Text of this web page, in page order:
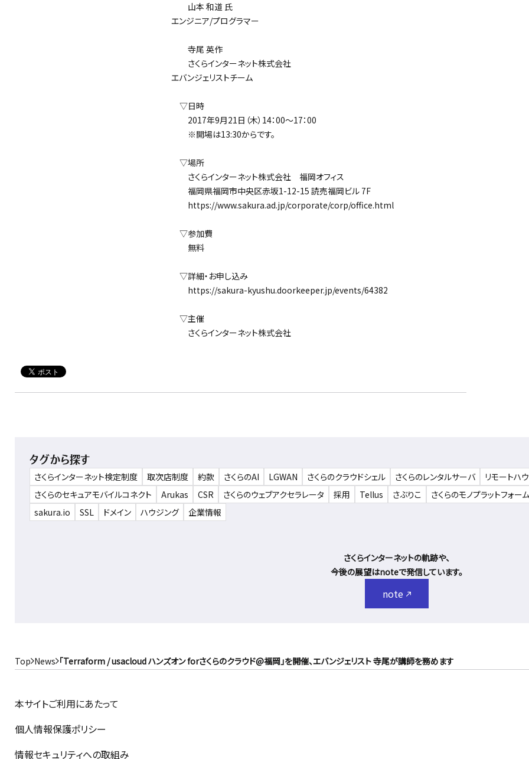
山本 和道 氏
エンジニア/プログラマー
寺尾 英作
さくらインターネット株式会社
エバンジェリストチーム
▽日時
2017年9月21日（木）14：00～17：00
※開場は13:30からです。
▽場所
さくらインターネット株式会社 福岡オフィス
福岡県福岡市中央区赤坂1-12-15 読売福岡ビル 7F
https://www.sakura.ad.jp/corporate/corp/office.html
▽参加費
無料
▽詳細・お申し込み
https://sakura-kyushu.doorkeeper.jp/events/64382
▽主催
さくらインターネット株式会社
タグから探す
さくらインターネット検定制度 取次店制度 約款 さくらのAI LGWAN さくらのクラウドシェル さくらのレンタルサーバ リモートハ
さくらのセキュアモバイルコネクト
Arukas CSR さくらのウェブアクセラレータ 採用 Tellus さぶりこ さくらのモノプラットフォーム
sakura.io
SSL ドメイン ハウジング 企業情報
さくらインターネットの軌跡や、
今後の展望はnoteで発信しています。
note
Top News 「Terraform / usacloud ハンズオン forさくらのクラウド@福岡」を開催、エバンジェリスト 寺尾が講師を務めます
本サイトご利用にあたって
個人情報保護ポリシー
情報セキュリティへの取組み